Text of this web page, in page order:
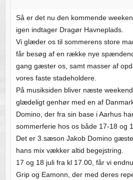
Så er det nu den kommende
igen indtager Dragør Havneplads.
Vi glæder os til sommerens store
får besøg af en række nye
gang gæster os, samt masser af
vores faste stadeholdere.
På musiksiden bliver næste
glædeligt genhør med en af
Domino, der fra sin base i Aarhus
sommerferie hos os både 17-18 og
Det er 3.sæson Jakob Domino
hans mix vækker altid begejstring.
17 og 18 juli fra kl 17.00, får vi
Grip og Eamonn, der med deres